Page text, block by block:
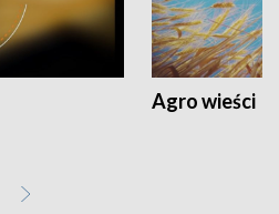
Agro wieści